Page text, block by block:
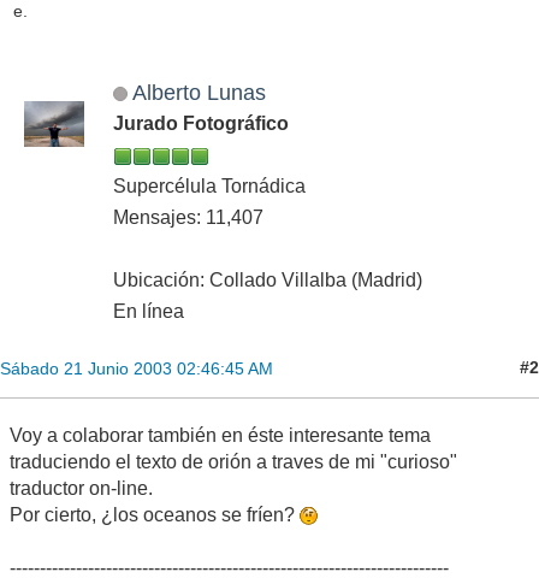
e.
Alberto Lunas
Jurado Fotográfico
Supercélula Tornádica
Mensajes: 11,407
Ubicación: Collado Villalba (Madrid)
En línea
Sábado 21 Junio 2003 02:46:45 AM #2
Voy a colaborar también en éste interesante tema
traduciendo el texto de orión a traves de mi "curioso"
traductor on-line.
Por cierto, ¿los oceanos se fríen?
-------------------------------------------------------------------------